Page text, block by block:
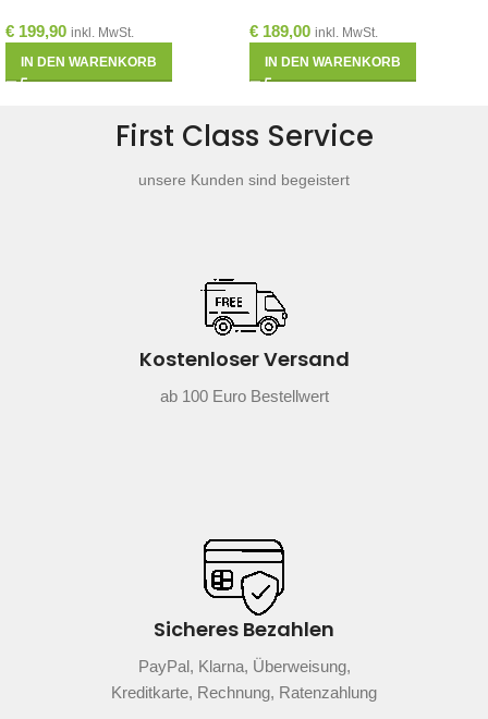
€ 199,90 inkl. MwSt.
IN DEN WARENKORB
€ 189,00 inkl. MwSt.
IN DEN WARENKORB
First Class Service
unsere Kunden sind begeistert
Kostenloser Versand
ab 100 Euro Bestellwert
Sicheres Bezahlen
PayPal, Klarna, Überweisung,
Kreditkarte, Rechnung, Ratenzahlung